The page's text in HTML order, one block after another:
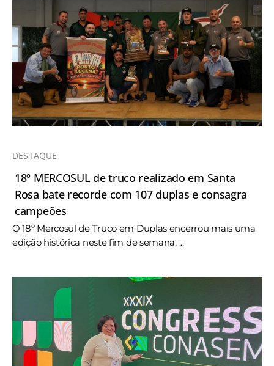
DESTAQUE
18º MERCOSUL de truco realizado em Santa
Rosa bate recorde com 107 duplas e consagra
campeões
O 18º Mercosul de Truco em Duplas encerrou mais uma
edição histórica neste fim de semana, ...